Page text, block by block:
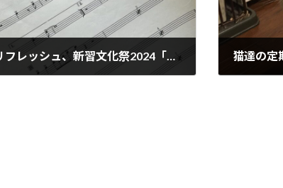
音楽でリフレッシュ、新習文化祭2024「新習おんがく会」へ行ってきました